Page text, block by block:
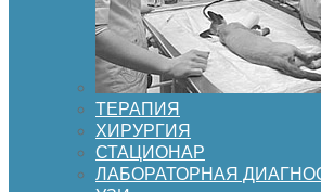
ТЕРАПИЯ
ХИРУРГИЯ
СТАЦИОНАР
ЛАБОРАТОРНАЯ